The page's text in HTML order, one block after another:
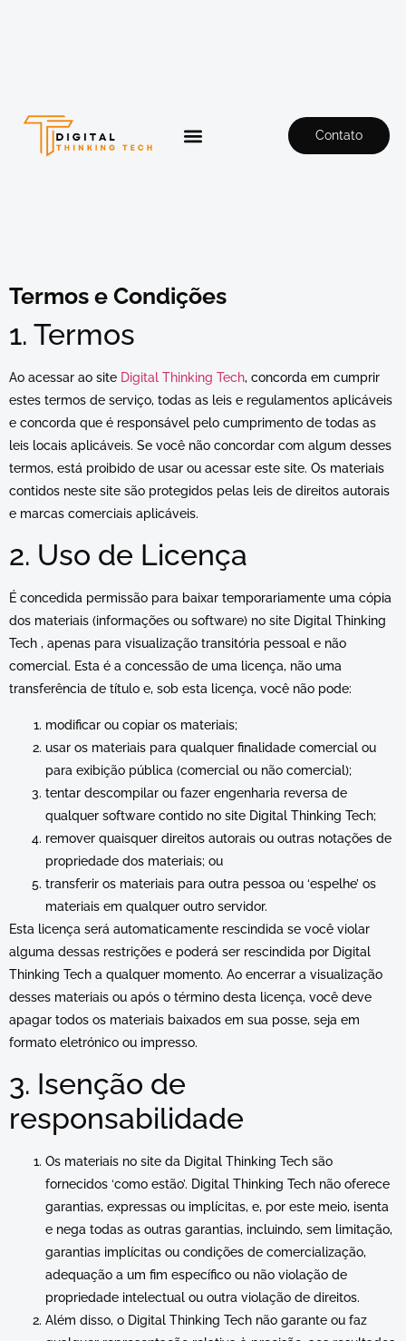
Contato
Termos e Condições
1. Termos
Ao acessar ao site Digital Thinking Tech, concorda em cumprir
estes termos de serviço, todas as leis e regulamentos aplicáveis ​​
e concorda que é responsável pelo cumprimento de todas as
leis locais aplicáveis. Se você não concordar com algum desses
termos, está proibido de usar ou acessar este site. Os materiais
contidos neste site são protegidos pelas leis de direitos autorais
e marcas comerciais aplicáveis.
2. Uso de Licença
É concedida permissão para baixar temporariamente uma cópia
dos materiais (informações ou software) no site Digital Thinking
Tech , apenas para visualização transitória pessoal e não
comercial. Esta é a concessão de uma licença, não uma
transferência de título e, sob esta licença, você não pode:
modificar ou copiar os materiais;
usar os materiais para qualquer finalidade comercial ou
para exibição pública (comercial ou não comercial);
tentar descompilar ou fazer engenharia reversa de
qualquer software contido no site Digital Thinking Tech;
remover quaisquer direitos autorais ou outras notações de
propriedade dos materiais; ou
transferir os materiais para outra pessoa ou ‘espelhe’ os
materiais em qualquer outro servidor.
Esta licença será automaticamente rescindida se você violar
alguma dessas restrições e poderá ser rescindida por Digital
Thinking Tech a qualquer momento. Ao encerrar a visualização
desses materiais ou após o término desta licença, você deve
apagar todos os materiais baixados em sua posse, seja em
formato eletrónico ou impresso.
3. Isenção de
responsabilidade
Os materiais no site da Digital Thinking Tech são
fornecidos ‘como estão’. Digital Thinking Tech não oferece
garantias, expressas ou implícitas, e, por este meio, isenta
e nega todas as outras garantias, incluindo, sem limitação,
garantias implícitas ou condições de comercialização,
adequação a um fim específico ou não violação de
propriedade intelectual ou outra violação de direitos.
Além disso, o Digital Thinking Tech não garante ou faz